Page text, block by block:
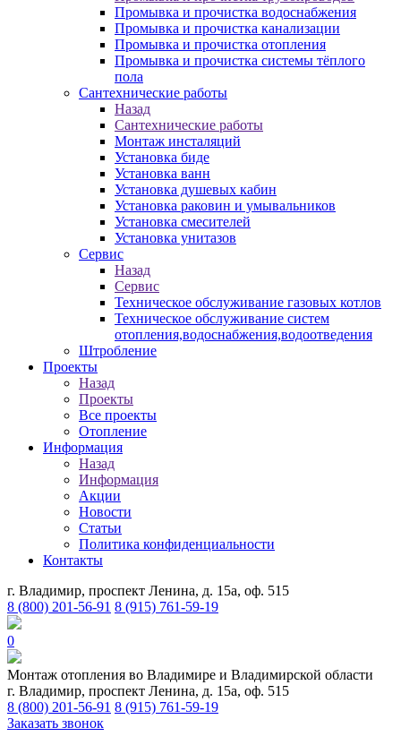
Промывка и прочистка водоснабжения
Промывка и прочистка канализации
Промывка и прочистка отопления
Промывка и прочистка системы тёплого
пола
Сантехнические работы
Назад
Сантехнические работы
Монтаж инсталяций
Установка биде
Установка ванн
Установка душевых кабин
Установка раковин и умывальников
Установка смесителей
Установка унитазов
Сервис
Назад
Сервис
Техническое обслуживание газовых котлов
Техническое обслуживание систем
отопления,водоснабжения,водоотведения
Штробление
Проекты
Назад
Проекты
Все проекты
Отопление
Информация
Назад
Информация
Акции
Новости
Статьи
Политика конфиденциальности
Контакты
г. Владимир, проспект Ленина, д. 15а, оф. 515
8 (800) 201-56-91 8 (915) 761-59-19
0
Монтаж отопления во Владимире и Владимирской области
г. Владимир, проспект Ленина, д. 15а, оф. 515
8 (800) 201-56-91 8 (915) 761-59-19
Заказать звонок